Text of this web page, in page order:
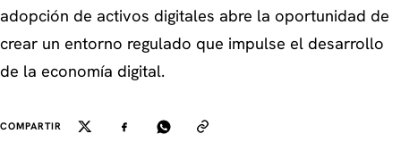
adopción de activos digitales abre la oportunidad de
crear un entorno regulado que impulse el desarrollo
de la economía digital.
COMPARTIR